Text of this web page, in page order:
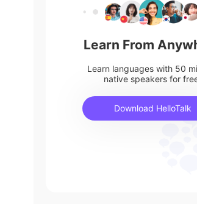
Learn From
Learn languages with 50
native speakers for
Download HelloTalk